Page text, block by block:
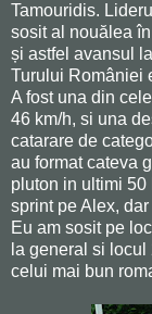
Tamouridis.
sosit al nouălea
și astfel avansul
Turului României
A fost una din
46 km/h, si una
catarare de
au format cateva
pluton in ultimi 50
sprint pe Alex,
Eu am sosit pe
la general si
celui mai bun